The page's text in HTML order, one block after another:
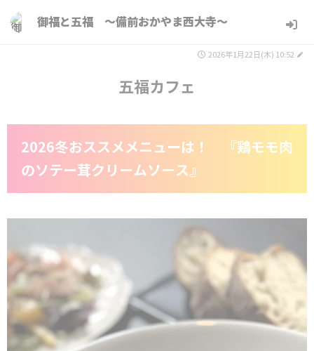
御福と五福 ～備前おかやま西大寺～
2026年1月22日(木) 10:52
五福カフェ
2026冬おススメメニューは！ 『鶏モモ肉
のソテー茸クリームソース』